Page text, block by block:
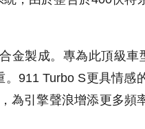
金製成。專為此頂級車
911 Turbo S更具情感
為引擎聲浪增添更多頻